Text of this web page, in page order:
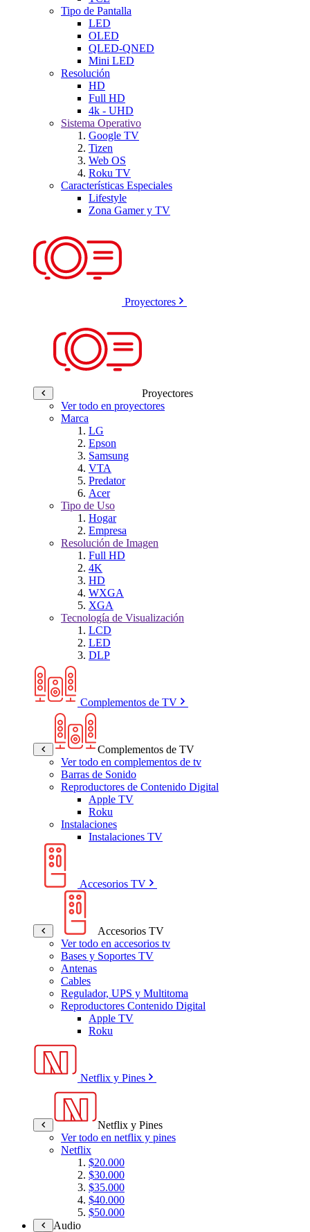
Tipo de Pantalla
LED
OLED
QLED-QNED
Mini LED
Resolución
HD
Full HD
4k - UHD
Sistema Operativo
Google TV
Tizen
Web OS
Roku TV
Características Especiales
Lifestyle
Zona Gamer y TV
Proyectores
Proyectores
Ver todo en proyectores
Marca
LG
Epson
Samsung
VTA
Predator
Acer
Tipo de Uso
Hogar
Empresa
Resolución de Imagen
Full HD
4K
HD
WXGA
XGA
Tecnología de Visualización
LCD
LED
DLP
Complementos de TV
Complementos de TV
Ver todo en complementos de tv
Barras de Sonido
Reproductores de Contenido Digital
Apple TV
Roku
Instalaciones
Instalaciones TV
Accesorios TV
Accesorios TV
Ver todo en accesorios tv
Bases y Soportes TV
Antenas
Cables
Regulador, UPS y Multitoma
Reproductores Contenido Digital
Apple TV
Roku
Netflix y Pines
Netflix y Pines
Ver todo en netflix y pines
Netflix
$20.000
$30.000
$35.000
$40.000
$50.000
Audio